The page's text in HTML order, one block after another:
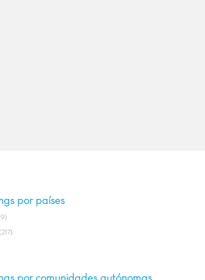
por países
(217)